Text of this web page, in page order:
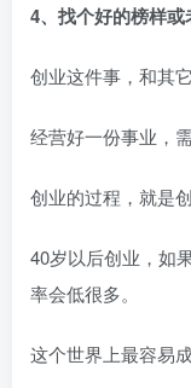
4、找个好的榜样或
创业这件事，和其
经营好一份事业，
创业的过程，就是
40岁以后创业，如
率会低很多。
这个世界上最容易